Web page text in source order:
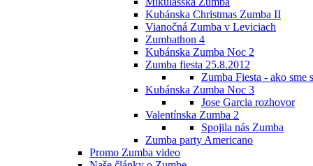
Kubánska Christmas Zumba II
Vianočná Zumba v Leviciach
Zumbathon 4
Kubánska Zumba Noc 2
Zumba fiesta 25.8.2012
Zumba Fiesta - ako sme
Kubánska Zumba Noc 3
Jose Garcia rozhovor
Valentínska Zumba 2
Spojila nás Zumba
Zumba party Americano
Promo Zumba video